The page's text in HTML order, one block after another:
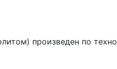
произведен по